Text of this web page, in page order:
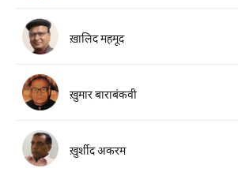
ख़ालिद महमूद
ख़ुमार बाराबंकवी
ख़ुर्शीद अकरम